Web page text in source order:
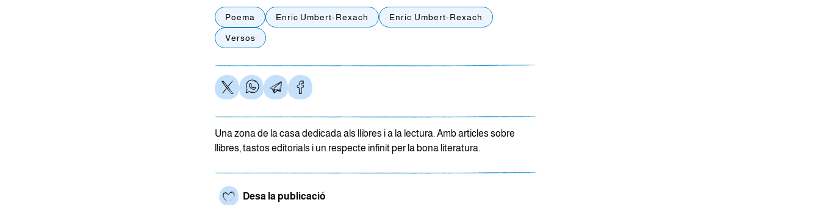
Poema Enric Umbert-Rexach Enric Umbert-Rexach
Versos
Una zona de la casa dedicada als llibres i a la lectura. Amb articles sobre
llibres, tastos editorials i un respecte infinit per la bona literatura.
Desa la publicació